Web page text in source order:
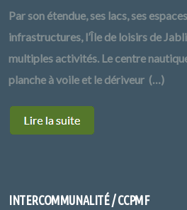
Par son étendue, ses lacs, ses
infrastructures, l’Île de loisirs de
multiples activités. Le centre
planche à voile et le dériveur (…)
INTERCOMMUNALITÉ / CCPMF